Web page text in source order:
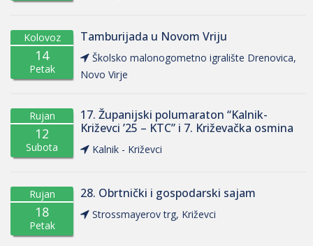
Kolovoz
14
Petak
Tamburijada u Novom Vriju
Školsko malonogometno igralište Drenovica,
Novo Virje
Rujan
12
Subota
17. Županijski polumaraton “Kalnik-
Križevci ’25 – KTC” i 7. Križevačka osmina
Kalnik - Križevci
Rujan
18
Petak
28. Obrtnički i gospodarski sajam
Strossmayerov trg, Križevci